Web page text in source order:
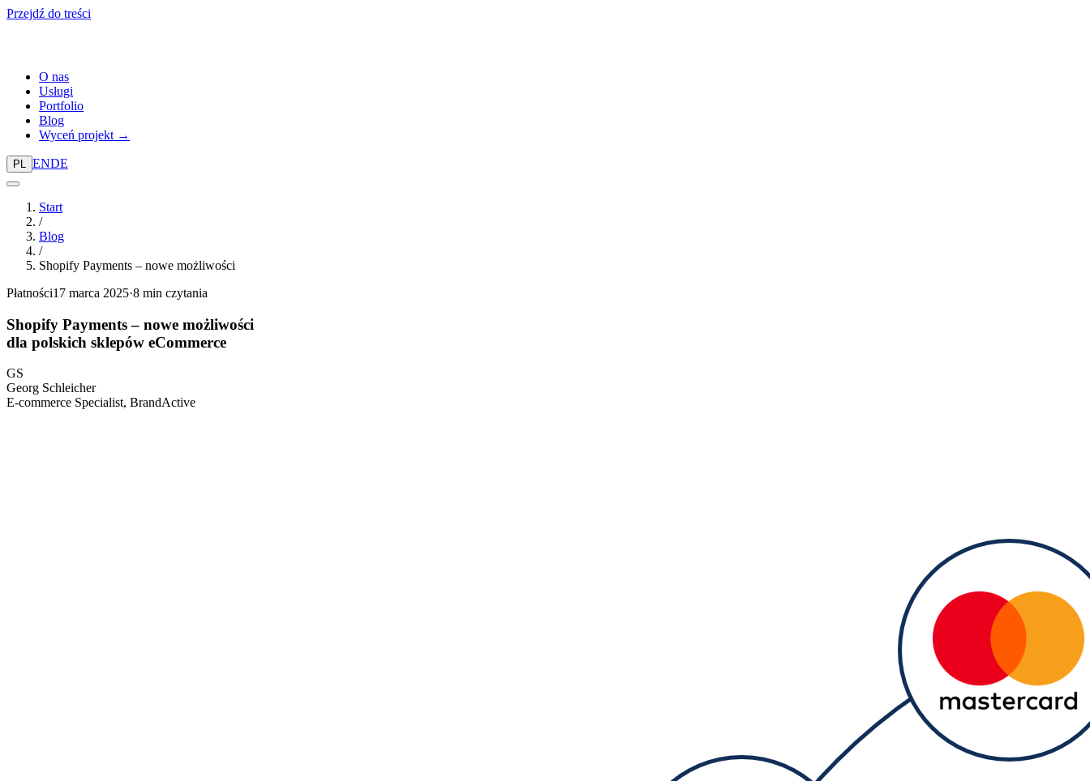
Przejdź do treści
O nas
Usługi
Portfolio
Blog
Wyceń projekt →
PL ENDE
Start
/
Blog
/
Shopify Payments – nowe możliwości
Płatności17 marca 2025·8 min czytania
Shopify Payments – nowe możliwości
dla polskich sklepów eCommerce
GS
Georg Schleicher
E-commerce Specialist, BrandActive